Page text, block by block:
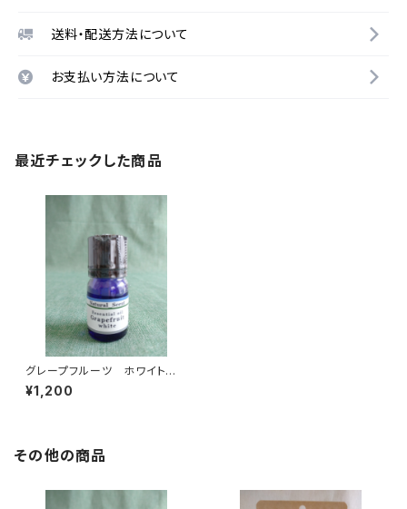
送料・配送方法について
お支払い方法について
最近チェックした商品
グレープフルーツ ホワイト
Citrus paradisi
¥1,200
その他の商品